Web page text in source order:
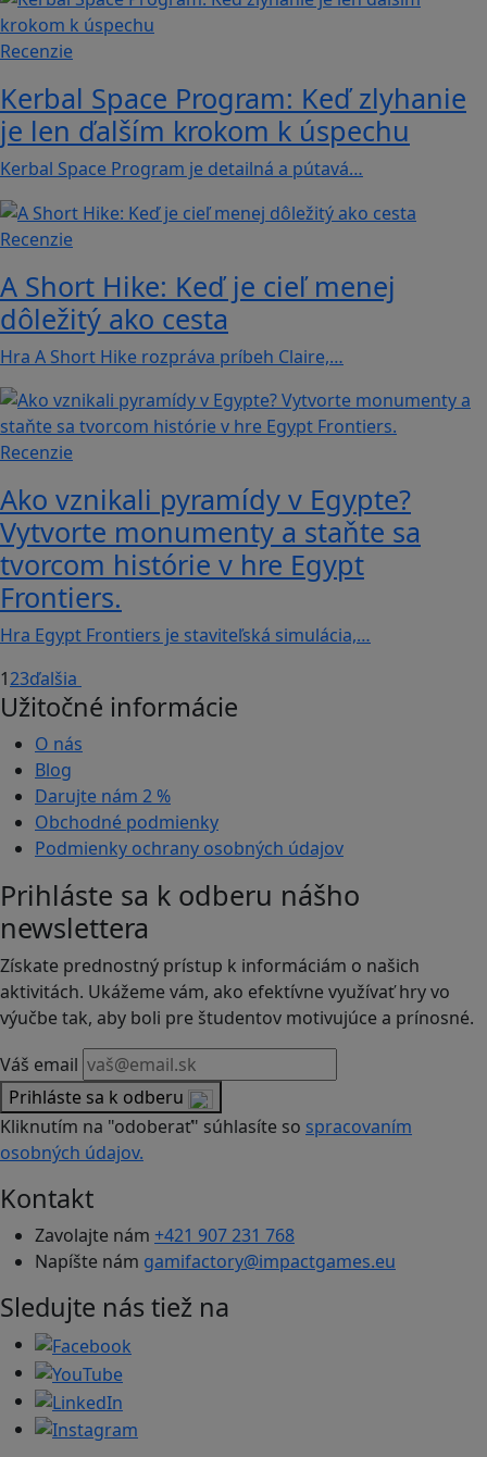
Recenzie
Kerbal Space Program: Keď zlyhanie
je len ďalším krokom k úspechu
Kerbal Space Program je detailná a pútavá…
Recenzie
A Short Hike: Keď je cieľ menej
dôležitý ako cesta
Hra A Short Hike rozpráva príbeh Claire,…
Recenzie
Ako vznikali pyramídy v Egypte?
Vytvorte monumenty a staňte sa
tvorcom histórie v hre Egypt
Frontiers.
Hra Egypt Frontiers je staviteľská simulácia,…
123ďalšia
Užitočné informácie
O nás
Blog
Darujte nám 2 %
Obchodné podmienky
Podmienky ochrany osobných údajov
Prihláste sa k odberu nášho
newslettera
Získate prednostný prístup k informáciám o našich
aktivitách. Ukážeme vám, ako efektívne využívať hry vo
výučbe tak, aby boli pre študentov motivujúce a prínosné.
Váš email
Prihláste sa k odberu
Kliknutím na "odoberať" súhlasíte so spracovaním
osobných údajov.
Kontakt
Zavolajte nám +421 907 231 768
Napíšte nám gamifactory@impactgames.eu
Sledujte nás tiež na